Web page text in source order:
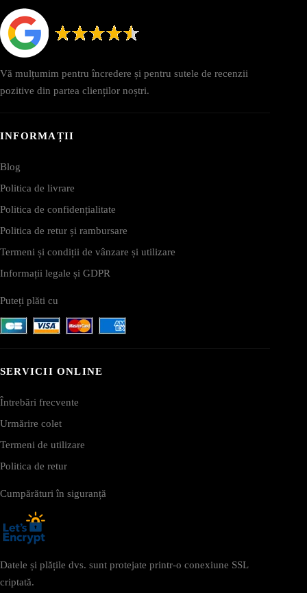
Vă mulțumim pentru încredere și pentru sutele de recenzii
pozitive din partea clienților noștri.
INFORMAȚII
Blog
Politica de livrare
Politica de confidențialitate
Politica de retur și rambursare
Termeni și condiții de vânzare și utilizare
Informații legale și GDPR
Puteți plăti cu
SERVICII ONLINE
Întrebări frecvente
Urmărire colet
Termeni de utilizare
Politica de retur
Cumpărături în siguranță
Datele și plățile dvs. sunt protejate printr-o conexiune SSL
criptată.